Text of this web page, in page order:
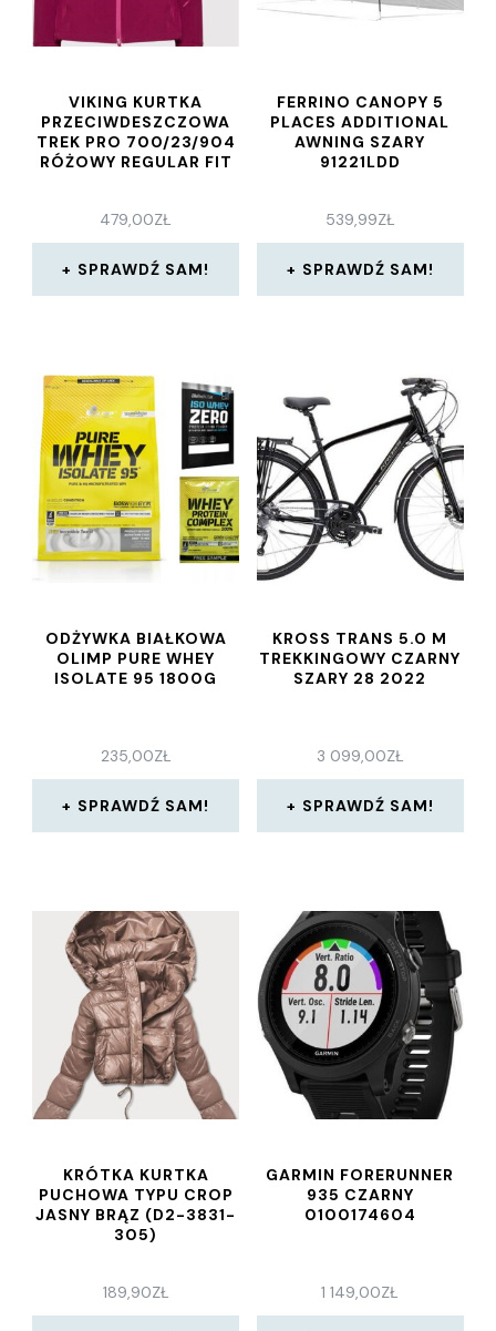
VIKING KURTKA
PRZECIWDESZCZOWA
TREK PRO 700/23/904
RÓŻOWY REGULAR FIT
479,00ZŁ
SPRAWDŹ SAM!
FERRINO CANOPY 5
PLACES ADDITIONAL
AWNING SZARY
91221LDD
539,99ZŁ
SPRAWDŹ SAM!
ODŻYWKA BIAŁKOWA
OLIMP PURE WHEY
ISOLATE 95 1800G
235,00ZŁ
SPRAWDŹ SAM!
KROSS TRANS 5.0 M
TREKKINGOWY CZARNY
SZARY 28 2022
3 099,00ZŁ
SPRAWDŹ SAM!
KRÓTKA KURTKA
PUCHOWA TYPU CROP
JASNY BRĄZ (D2-3831-
305)
189,90ZŁ
GARMIN FORERUNNER
935 CZARNY
0100174604
1 149,00ZŁ